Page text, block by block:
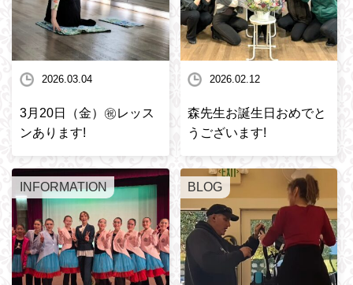
2026.03.04
3月20日（金）㊗️レッス
ンあります!
2026.02.12
森先生お誕生日おめでと
うございます!
INFORMATION BLOG